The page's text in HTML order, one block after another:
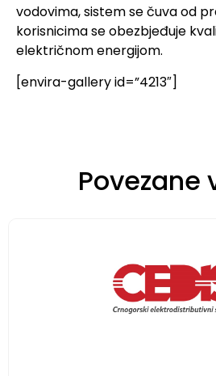
vodovima, sistem se čuva od
korisnicima se obezbjeđuje
električnom energijom.
[envira-gallery id=”4213″]
Povezane